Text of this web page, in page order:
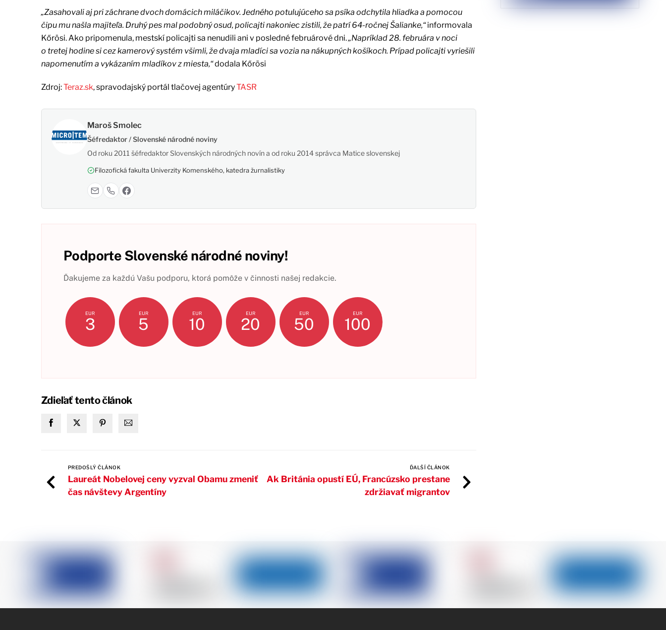
„Zasahovali aj pri záchrane dvoch domácich miláčikov. Jedného potulujúceho sa psíka odchytila hliadka a pomocou
čipu mu našla majiteľa. Druhý pes mal podobný osud, policajti nakoniec zistili, že patrí 64-ročnej Šalianke,“informovala
Kőrösi. Ako pripomenula, mestskí policajti sa nenudili ani v posledné februárové dni.„Napríklad 28. februára v noci
o tretej hodine si cez kamerový systém všimli, že dvaja mladíci sa vozia na nákupných košíkoch. Prípad policajti vyriešili
napomenutím a vykázaním mladíkov z miesta,“dodala Kőrösi
Zdroj:Teraz.sk, spravodajský portál tlačovej agentúryTASR
Maroš Smolec
Šéfredaktor / Slovenské národné noviny
Od roku 2011 šéfredaktor Slovenských národných novín a od roku 2014 správca Matice slovenskej
Filozofická fakulta Univerzity Komenského, katedra žurnalistiky
Podporte Slovenské národné noviny!
Ďakujeme za každú Vašu podporu, ktorá pomôže v činnosti našej redakcie.
EUR
3
EUR
5
EUR
10
EUR
20
EUR
50
EUR
100
Zdieľať tento článok
PREDOŠLÝ ČLÁNOK
Laureát Nobelovej ceny vyzval Obamu zmeniť
čas návštevy Argentíny
ĎALŠÍ ČLÁNOK
Ak Británia opustí EÚ, Francúzsko prestane
zdržiavať migrantov